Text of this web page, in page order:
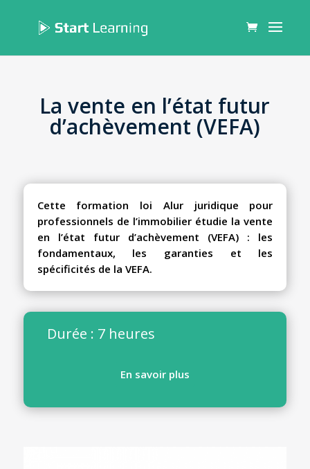
La vente en l’état futur
d’achèvement (VEFA)
Cette formation loi Alur juridique pour
professionnels de l’immobilier étudie la vente
en l’état futur d’achèvement (VEFA) : les
fondamentaux, les garanties et les
spécificités de la VEFA.
Durée : 7 heures
En savoir plus